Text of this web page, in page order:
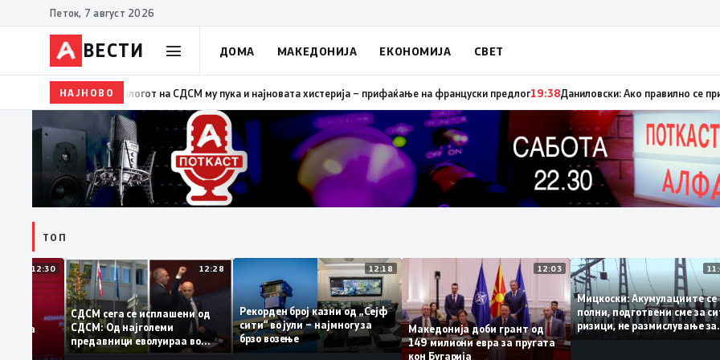
Петок, 7 август 2026
ВЕСТИ ДОМА МАКЕДОНИЈА ЕКОНОМИЈА СВЕТ
НАЈНОВО19:39ВМРО-ДПМНЕ: Како што му пукна меурот од сапуница „мигранти за пари“, така на талогот на СДСМ му пука и
ТОП
12:30
на
12:28
СДСМ сега се исплашени од
СДСМ: Од најголеми
предавници еволуираа во
најголеми патриоти
12:18
Рекорден број казни од „Сејф
сити“ во јули – најмногу за
брзо возење
12:03
Македонија доби грант од
149 милиони евра за пругата
кон Бугарија
Мицкоски:
полни, подготвени сме
ризици, не
поскапување на струјата